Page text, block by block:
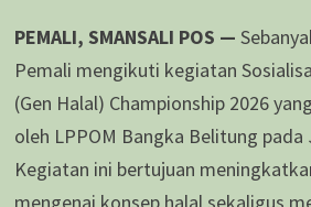
PEMALI, SMANSALI POS —
Pemali mengikuti kegiatan
(Gen Halal) Championship 2026
oleh LPPOM Bangka Belitung
Kegiatan ini bertujuan